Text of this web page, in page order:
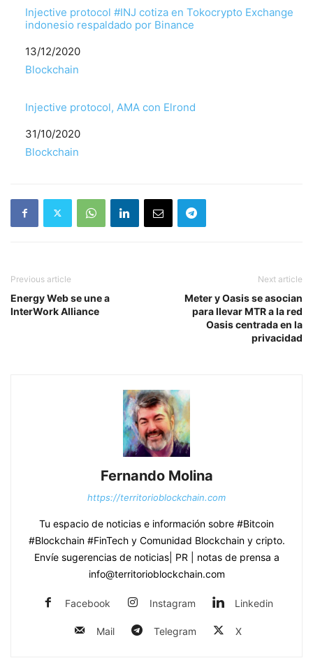
Injective protocol #INJ cotiza en Tokocrypto Exchange
indonesio respaldado por Binance
Fecha
13/12/2020
Respecto a
Blockchain
Injective protocol, AMA con Elrond
Fecha
31/10/2020
Respecto a
Blockchain
Previous article
Energy Web se une a
InterWork Alliance
Next article
Meter y Oasis se asocian
para llevar MTR a la red
Oasis centrada en la
privacidad
Fernando Molina
https://territorioblockchain.com
Tu espacio de noticias e información sobre #Bitcoin
#Blockchain #FinTech y Comunidad Blockchain y cripto.
Envíe sugerencias de noticias| PR | notas de prensa a
info@territorioblockchain.com
Facebook Instagram Linkedin
Mail Telegram X